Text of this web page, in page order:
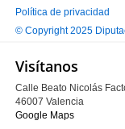
PIE
Política de privacidad
© Copyright 2025
Visítanos
Calle Beato Nicolás
46007 Valencia
Google Maps